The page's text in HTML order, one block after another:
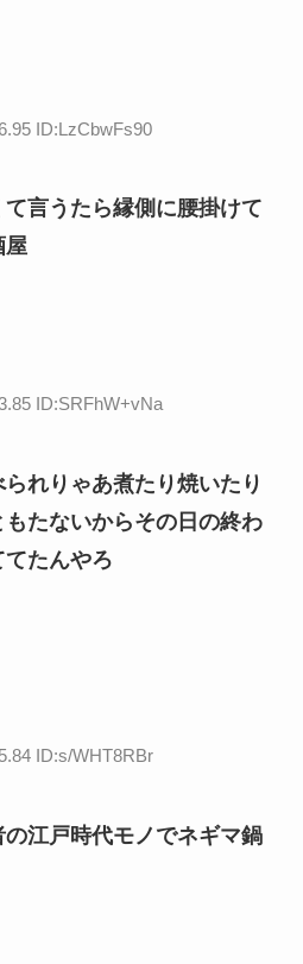
ID:LzCbwFs90
言うたら縁側に腰掛けて
屋
ID:SRFhW+vNa
れりゃあ煮たり焼いたり
たないからその日の終わ
てたんやろ
ID:s/WHT8RBr
江戸時代モノでネギマ鍋